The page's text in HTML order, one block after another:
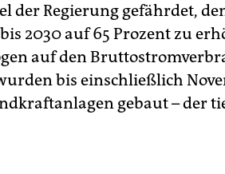
der Regierung gefährdet,
2030 auf 65 Prozent zu
auf den
bis einschließlich
gebaut – der